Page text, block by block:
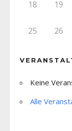
18 19
25 26
Keine
Alle